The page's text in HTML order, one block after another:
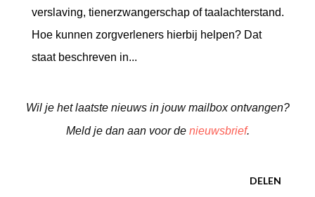
verslaving, tienerzwangerschap of taalachterstand.
Hoe kunnen zorgverleners hierbij helpen? Dat
staat beschreven in...
Wil je het laatste nieuws in jouw mailbox ontvangen?
Meld je dan aan voor de nieuwsbrief.
DELEN